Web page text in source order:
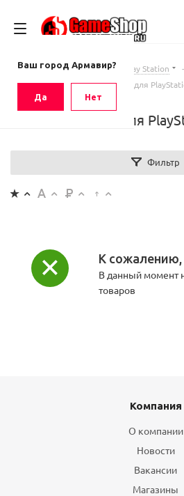
Ваш город Армавир?
Да Нет
Главная - Каталог - Sony Play Station -
Игры для
Игры для
Фильтр
К сожалению,
В данный момент
товаров
Компания
О компании
Новости
Вакансии
Магазины